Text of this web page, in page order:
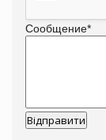
Сообщение*